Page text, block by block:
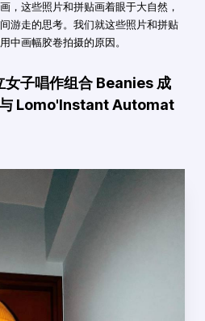
，这些照片和拼贴画着眼于大自然，
游走的思考。我们就这些照片和拼贴
中画幅胶卷拍摄的原因。
子唱作组合 Beanies 成
与 Lomo'Instant Automat